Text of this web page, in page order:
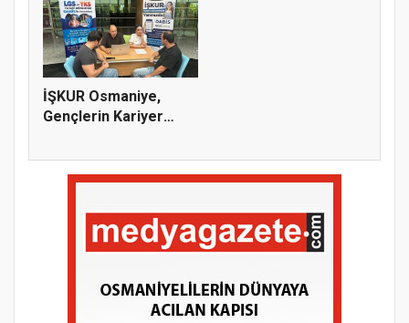
İŞKUR Osmaniye,
Gençlerin Kariyer